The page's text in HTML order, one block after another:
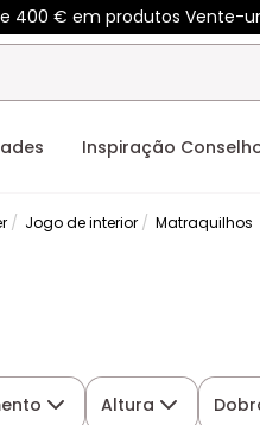
400 € em produtos Vente-
Inspiração
Jogo de interior Matraquilhos
Altura